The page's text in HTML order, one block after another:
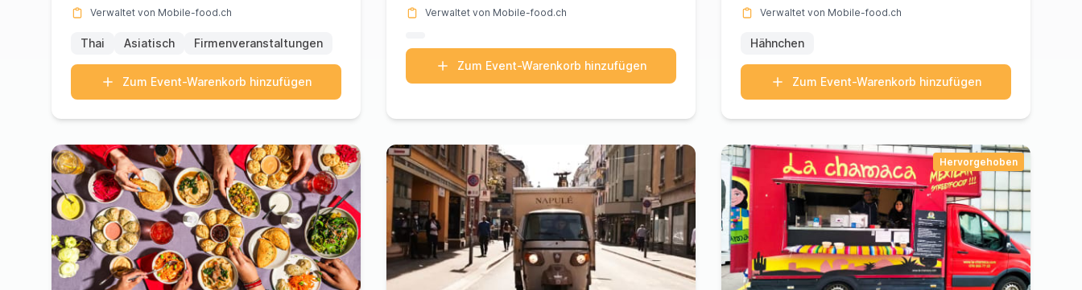
Verwaltet von Mobile-food.ch
Thai Asiatisch Firmenveranstaltungen
Zum Event-Warenkorb hinzufügen
Verwaltet von Mobile-food.ch
Zum Event-Warenkorb hinzufügen
Verwaltet von Mobile-food.ch
Hähnchen
Zum Event-Warenkorb hinzufügen
Hervorgehoben